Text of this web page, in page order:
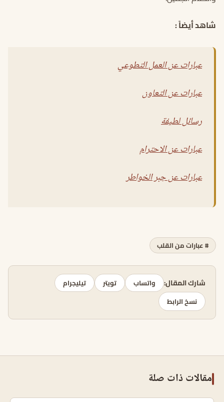
شاهد أيضاً :
عبارات عن العمل التطوعي
عبارات عن التعاون
رسائل لطيفة
عبارات عن الاحترام
عبارات عن جبر الخواطر
# عبارات من القلب
شارك المقال: واتساب تويتر
تيليجرام
نسخ الرابط
مقالات ذات صلة